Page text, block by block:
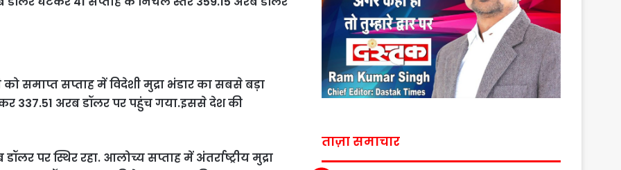
समाप्त सप्ताह में विदेशी मुद्रा भंडार का सबसे बड़ा
337.51 अरब डॉलर पर पहुंच गया.इससे देश की
पर स्थिर रहा. आलोच्य सप्ताह में अंतर्राष्ट्रीय मुद्रा
ताज़ा समाचार